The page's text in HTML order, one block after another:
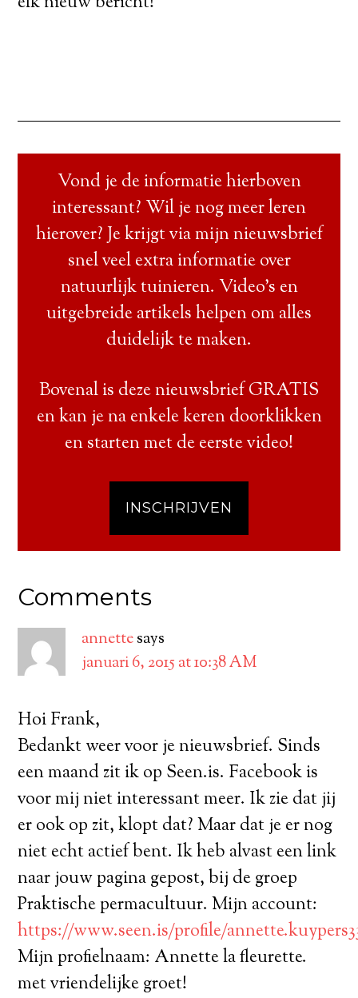
Vond je de informatie hierboven
interessant? Wil je nog meer leren
hierover? Je krijgt via mijn nieuwsbrief
snel veel extra informatie over
natuurlijk tuinieren. Video’s en
uitgebreide artikels helpen om alles
duidelijk te maken.
Bovenal is deze nieuwsbrief GRATIS
en kan je na enkele keren doorklikken
en starten met de eerste video!
INSCHRIJVEN
Comments
annettesays
januari 6, 2015 at 10:38 AM
Hoi Frank,
Bedankt weer voor je nieuwsbrief. Sinds
een maand zit ik op Seen.is. Facebook is
voor mij niet interessant meer. Ik zie dat jij
er ook op zit, klopt dat? Maar dat je er nog
niet echt actief bent. Ik heb alvast een link
naar jouw pagina gepost, bij de groep
Praktische permacultuur. Mijn account:
https://www.seen.is/profile/
Mijn profielnaam: Annette la fleurette.
met vriendelijke groet!